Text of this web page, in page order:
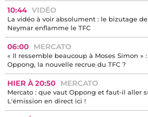
10:44 VIDÉO
La vidéo à voir absolument : le bizutage
Neymar enflamme le TFC
06:00 MERCATO
« Il ressemble beaucoup à Moses Simon »
Oppong, la nouvelle recrue du TFC ?
HIER À 20:50 MERCATO
Mercato : que vaut Oppong et faut-il aller
L'émission en direct ici !